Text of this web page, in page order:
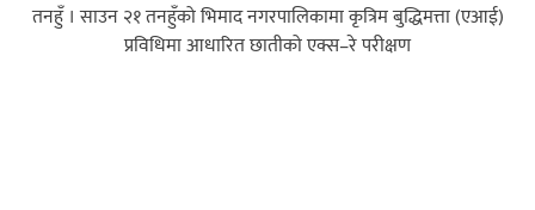
तनहुँ । साउन २१ तनहुँको भिमाद नगरपालिकामा कृत्रिम बुद्धिमत्ता (एआई)
प्रविधिमा आधारित छातीको एक्स–रे परीक्षण